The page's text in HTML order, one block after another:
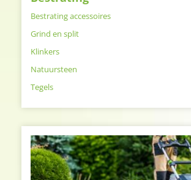
Bestrating accessoires
Grind en split
Klinkers
Natuursteen
Tegels